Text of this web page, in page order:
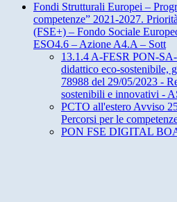
Fondi Strutturali Europei –
competenze” 2021-2027.
(FSE+) – Fondo Sociale
ESO4.6 – Azione A4.A – Sott
13.1.4 A-FESR PON-
didattico eco-sostenibile,
78988 del 29/05/2023 -
sostenibili e innovativi -
PCTO all'estero Avviso
Percorsi per le
PON FSE DIGITAL